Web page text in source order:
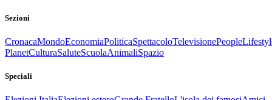
Sezioni
CronacaMondoEconomiaPoliticaSpettacoloTelevisionePeople
PlanetCulturaSaluteScuolaAnimaliSpazio
Speciali